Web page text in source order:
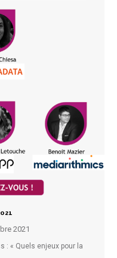
2021
: « Quels enjeux pour la